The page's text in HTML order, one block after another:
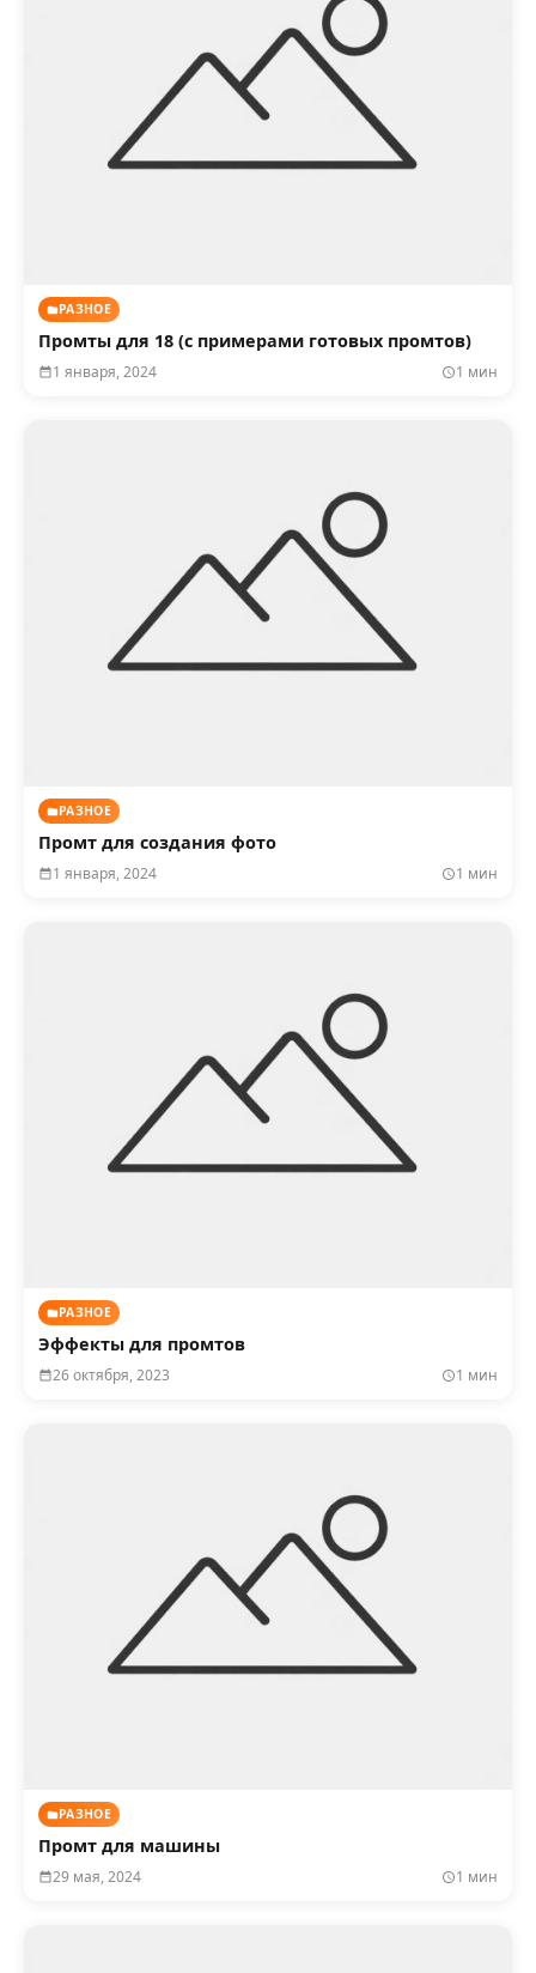
РАЗНОЕ
Промты для 18 (с примерами готовых промтов)
1 января, 2024 1 мин
РАЗНОЕ
Промт для создания фото
1 января, 2024 1 мин
РАЗНОЕ
Эффекты для промтов
26 октября, 2023 1 мин
РАЗНОЕ
Промт для машины
29 мая, 2024 1 мин